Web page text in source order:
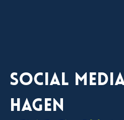
Social
Hagen